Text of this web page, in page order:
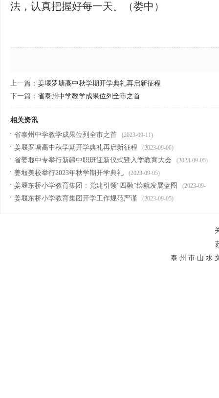
法，认真把握好每一天。（娄中）
上一篇： 姜堰罗塘高中秋学期开学典礼再启新征程
下一篇： 省泰州中学教学成果位列全市之首
相关资讯
省泰州中学教学成果位列全市之首 (2023-09-11)
姜堰罗塘高中秋学期开学典礼再启新征程 (2023-09-06)
省姜堰中专举行新疆中职班迎新仪式暨入学教育大会 (2023-09-05)
姜堰美校举行2023年秋学期开学典礼 (2023-09-05)
姜堰东桥小学教育集团：党建引领“四融”绘就发展蓝图 (2023-09-
05)
姜堰东桥小学教育集团开学工作规范严谨 (2023-09-05)
泰 州 市 山 水